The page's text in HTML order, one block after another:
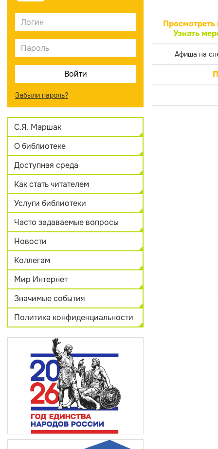
Забыли пароль?
С.Я. Маршак
О библиотеке
Доступная среда
Как стать читателем
Услуги библиотеки
Часто задаваемые вопросы
Новости
Коллегам
Мир Интернет
Значимые события
Политика конфиденциальности
Просмотреть
Узнать
Афиша на